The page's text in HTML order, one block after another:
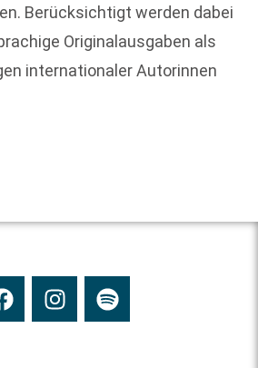
Berücksichtigt werden dabei
Originalausgaben als
internationaler Autorinnen